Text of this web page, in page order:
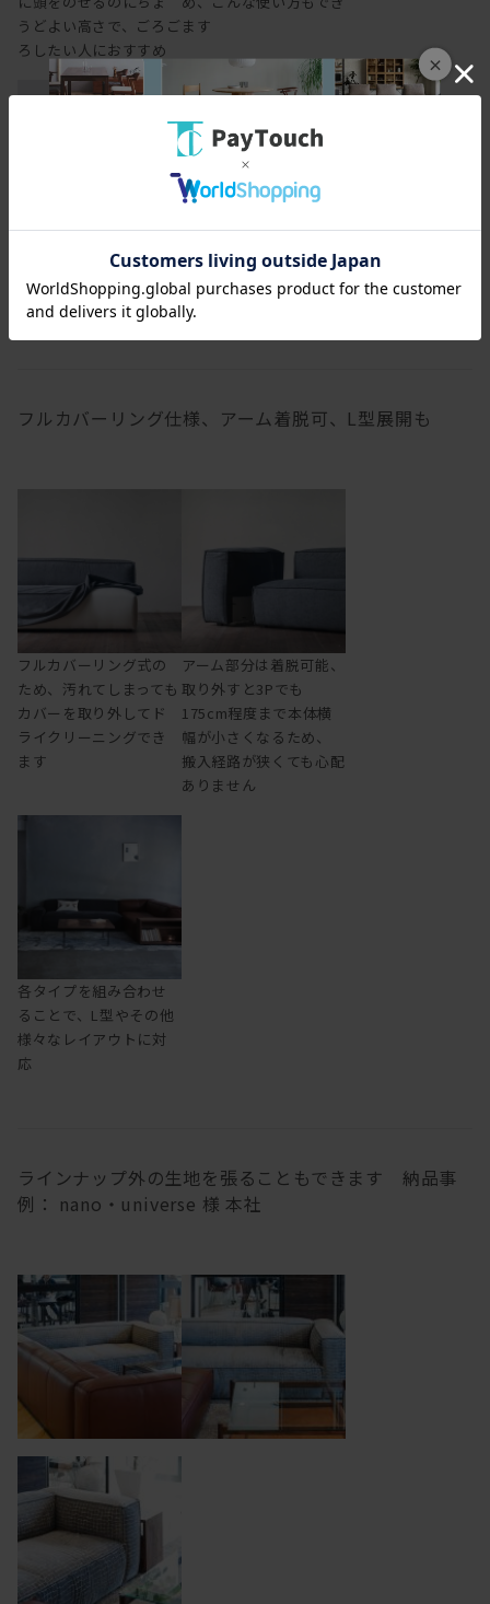
×
うどよい高さで、ごろご
ろしたい人におすすめ
ます
肘をついたり置いたり
するのに丁度よい高さ
の背もたれ
フルカバーリング仕様、アーム着脱可、L型展開も
フルカバーリング式の
ため、汚れてしまっても
カバーを取り外してド
ライクリーニングでき
ます
アーム部分は着脱可能、
取り外すと3Pでも
175cm程度まで本体横
幅が小さくなるため、
搬入経路が狭くても心配
ありません
各タイプを組み合わせ
ることで、L型やその他
様々なレイアウトに対
応
ラインナップ外の生地を張ることもできます 納品事
例： nano・universe 様 本社